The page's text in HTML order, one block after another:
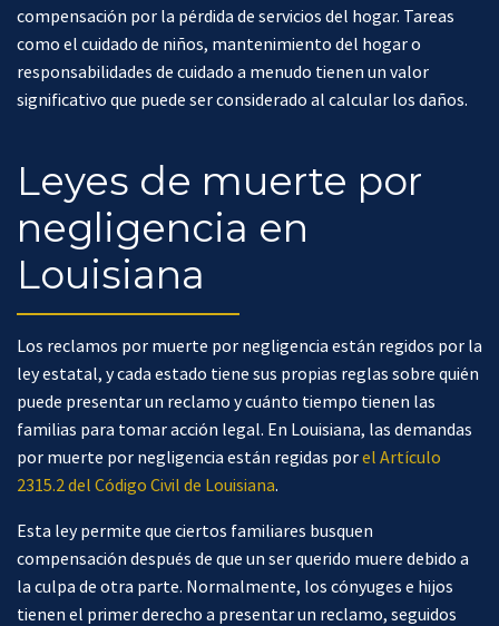
compensación por la pérdida de servicios del hogar. Tareas
como el cuidado de niños, mantenimiento del hogar o
responsabilidades de cuidado a menudo tienen un valor
significativo que puede ser considerado al calcular los daños.
Leyes de muerte por
negligencia en
Louisiana
Los reclamos por muerte por negligencia están regidos por la
ley estatal, y cada estado tiene sus propias reglas sobre quién
puede presentar un reclamo y cuánto tiempo tienen las
familias para tomar acción legal. En Louisiana, las demandas
por muerte por negligencia están regidas porel Artículo
2315.2 del Código Civil de Louisiana.
Esta ley permite que ciertos familiares busquen
compensación después de que un ser querido muere debido a
la culpa de otra parte. Normalmente, los cónyuges e hijos
tienen el primer derecho a presentar un reclamo, seguidos